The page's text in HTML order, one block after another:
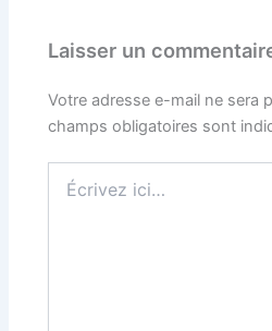
Laisser un
Votre adresse e-mail ne sera
champs obligatoires sont
ici…